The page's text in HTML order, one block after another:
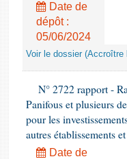
Date de
dépôt :
05/06/2024
Voir le dossier (Accroître
N° 2722 rapport -
Panifous et plusieurs
pour les
autres établissements
Date de